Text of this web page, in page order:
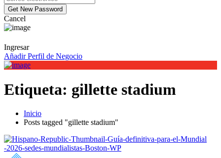
Cancel
Ingresar
Añadir Perfil de Negocio
Etiqueta: gillette stadium
Inicio
Posts tagged "gillette stadium"